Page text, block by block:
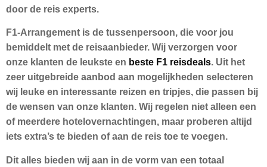
door de reis experts.
F1-Arrangement is de tussenpersoon, die voor jou
bemiddelt met de reisaanbieder. Wij verzorgen voor
onze klanten de leukste en beste F1 reisdeals. Uit het
zeer uitgebreide aanbod aan mogelijkheden selecteren
wij leuke en interessante reizen en tripjes, die passen bij
de wensen van onze klanten. Wij regelen niet alleen een
of meerdere hotelovernachtingen, maar proberen altijd
iets extra’s te bieden of aan de reis toe te voegen.
Dit alles bieden wij aan in de vorm van een totaal